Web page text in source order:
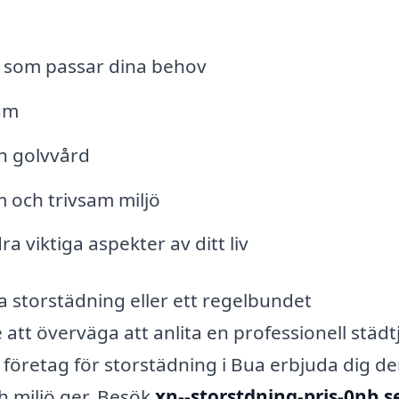
passar dina behov
golvvård
och trivsam miljö
viktiga aspekter av ditt liv
storstädning eller ett regelbundet
överväga att anlita en professionell
för storstädning i Bua erbjuda dig